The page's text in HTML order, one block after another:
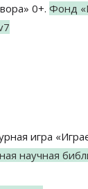
0+. Фонд
игра
научная